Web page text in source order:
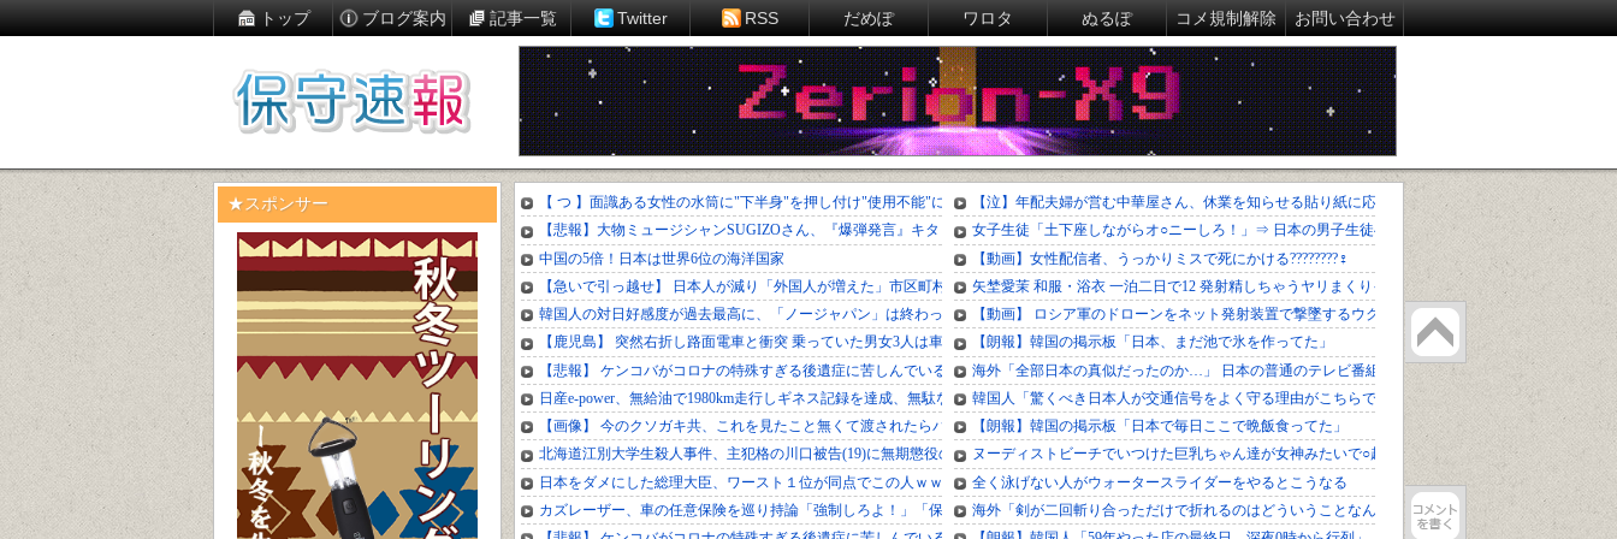
トップ ブログ案内 記事一覧 Twitter RSS だめぽ ワロタ ぬるぽ コメ規制解除 お問い合わせ
★スポンサー